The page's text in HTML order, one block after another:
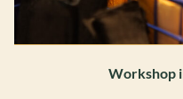
Workshop